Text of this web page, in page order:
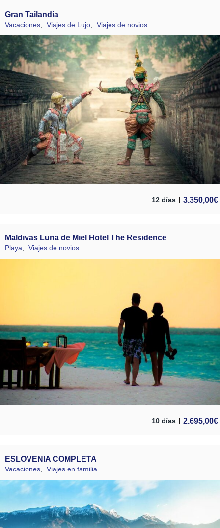
Gran Tailandia
Vacaciones Viajes de Lujo Viajes de novios
12 días 3.350,00€
Maldivas Luna de Miel Hotel The Residence
Playa, Viajes de novios
10 días 2.695,00€
ESLOVENIA COMPLETA
Vacaciones Viajes en familia